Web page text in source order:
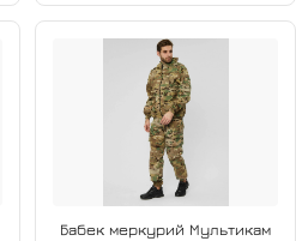
Бабек меркурий Мультикам